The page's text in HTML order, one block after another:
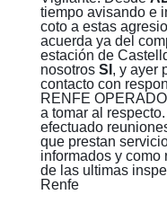
tiempo avisando e
coto a estas
acuerda ya del
estación de
nosotros SI , y ayer
contacto con
RENFE
a tomar al
efectuado
que prestan
informados y como
de las ultimas
Renfe